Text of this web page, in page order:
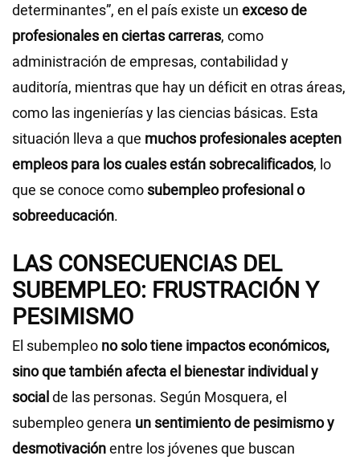
determinantes”, en el país existe un exceso de
profesionales en ciertas carreras, como
administración de empresas, contabilidad y
auditoría, mientras que hay un déficit en otras áreas,
como las ingenierías y las ciencias básicas. Esta
situación lleva a que muchos profesionales acepten
empleos para los cuales están sobrecalificados, lo
que se conoce comosubempleo profesional o
sobreeducación.
LAS CONSECUENCIAS DEL
SUBEMPLEO: FRUSTRACIÓN Y
PESIMISMO
El subempleo no solo tiene impactos económicos,
sino que también afecta el bienestar individual y
socialde las personas. Según Mosquera, el
subempleo genera unsentimiento de pesimismo y
desmotivaciónentre los jóvenes que buscan